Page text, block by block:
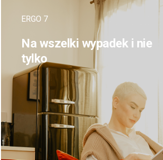
ERGO 7
Na wszelki wypadek i nie
tylko